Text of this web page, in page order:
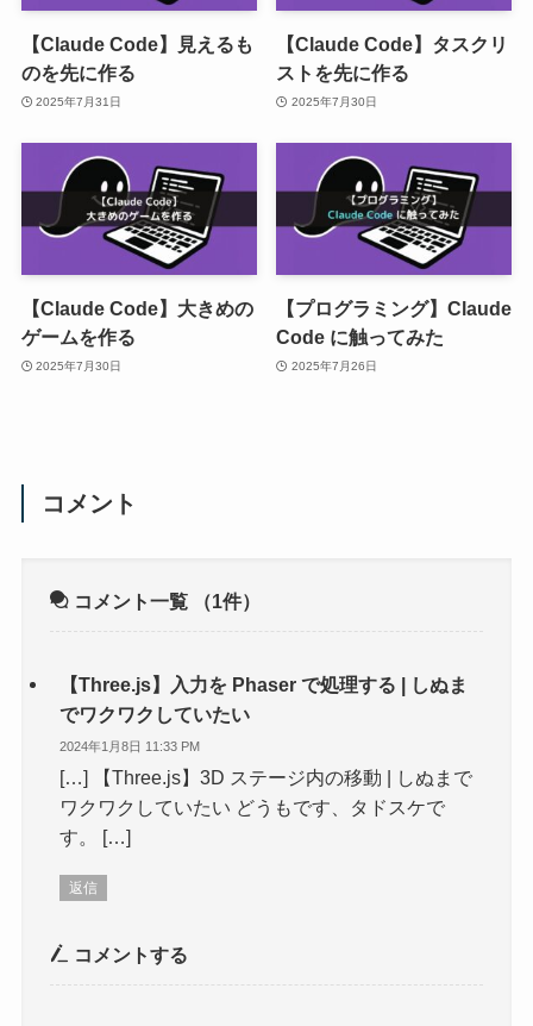
【Claude Code】見えるも
のを先に作る
2025年7月31日
【Claude Code】タスクリ
ストを先に作る
2025年7月30日
【Claude Code】大きめの
ゲームを作る
2025年7月30日
【プログラミング】Claude
Code に触ってみた
2025年7月26日
コメント
コメント一覧 （1件）
【Three.js】入力を Phaser で処理する | しぬま
でワクワクしていたい
2024年1月8日 11:33 PM
[…] 【Three.js】3D ステージ内の移動 | しぬまで
ワクワクしていたい どうもです、タドスケで
す。 […]
返信
コメントする